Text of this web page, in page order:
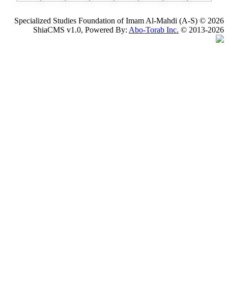
Specialized Studies Foundation of Imam Al-
ShiaCMS v1.0, Powered By:Abo-Torab Inc.